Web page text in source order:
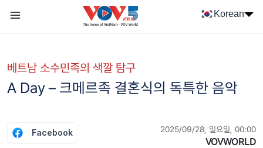
Korean
베트남 소수민족의 색깔 탐구
A Day – 크메르족 결혼식의 독특한 음악
Facebook 2025/09/28, 일요일, 00:00
VOVWORLD